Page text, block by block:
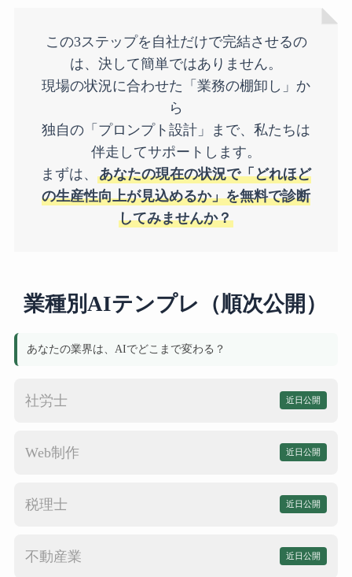
この3ステップを自社だけで完結させるの
は、決して簡単ではありません。
現場の状況に合わせた「業務の棚卸し」か
ら
独自の「プロンプト設計」まで、私たちは
伴走してサポートします。
まずは、 あなたの現在の状況で「どれほど
の生産性向上が見込めるか」を無料で診断
してみませんか？
業種別AIテンプレ（順次公開）
あなたの業界は、AIでどこまで変わる？
社労士 近日公開
Web制作 近日公開
税理士 近日公開
不動産業 近日公開